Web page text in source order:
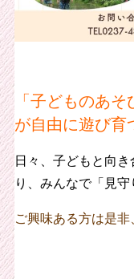
「子どものあ
が自由に遊び育
日々、子どもと向
り、みんなで「見守
ご興味ある方は是非